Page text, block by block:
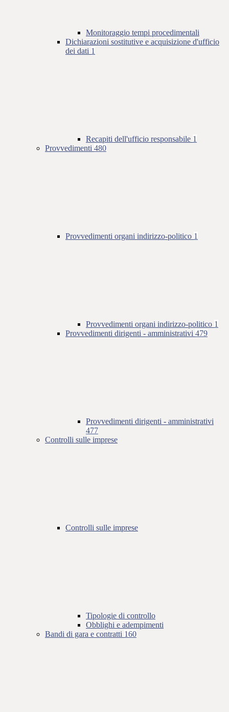
Monitoraggio tempi procedimentali
Dichiarazioni sostitutive e acquisizione d'ufficio
dei dati 1
Recapiti dell'ufficio responsabile 1
Provvedimenti 480
Provvedimenti organi indirizzo-politico 1
Provvedimenti organi indirizzo-politico 1
Provvedimenti dirigenti - amministrativi 479
Provvedimenti dirigenti - amministrativi
477
Controlli sulle imprese
Controlli sulle imprese
Tipologie di controllo
Obblighi e adempimenti
Bandi di gara e contratti 160